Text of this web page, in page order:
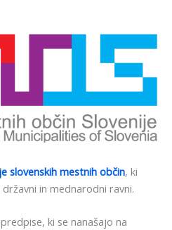
slovenskih mestnih občin, ki
in mednarodni ravni.
ki se nanašajo na